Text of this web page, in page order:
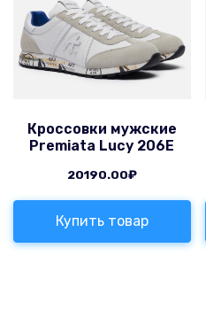
Кроссовки мужские
Premiata Lucy 206E
20190.00₽
Купить товар